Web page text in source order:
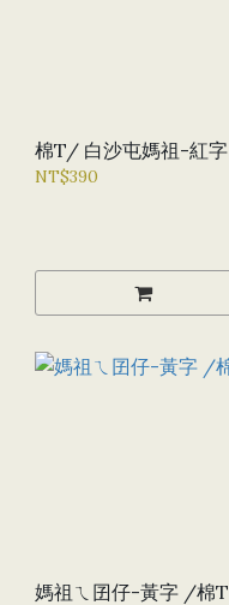
棉T/ 白沙屯媽祖-紅字
NT$390
媽祖ㄟ囝仔-黃字 /棉T